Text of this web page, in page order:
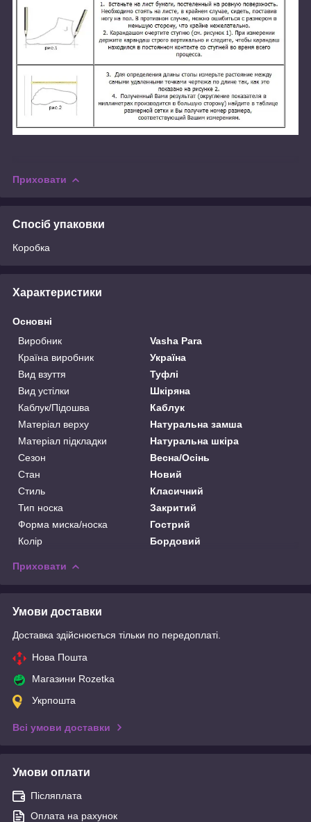
Приховати
Спосіб упаковки
Коробка
Характеристики
Основні
Виробник
Vasha Para
Країна виробник
Україна
Вид взуття
Туфлі
Вид устілки
Шкіряна
Каблук/Підошва
Каблук
Матеріал верху
Натуральна замша
Матеріал підкладки
Натуральна шкіра
Сезон
Весна/Осінь
Стан
Новий
Стиль
Класичний
Тип носка
Закритий
Форма миска/носка
Гострий
Колір
Бордовий
Приховати
Умови доставки
Доставка здійснюється тільки по передоплаті.
Нова Пошта
Магазини Rozetka
Укрпошта
Всі умови доставки
Умови оплати
Післяплата
Оплата на рахунок